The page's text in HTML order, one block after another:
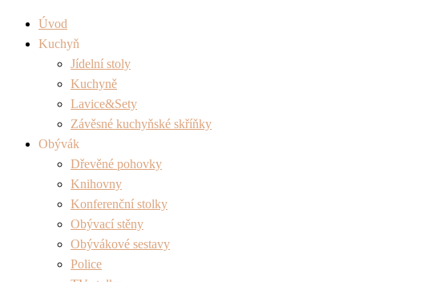
Úvod
Kuchyň
Jídelní stoly
Kuchyně
Lavice&Sety
Závěsné kuchyňské skříňky
Obývák
Dřevěné pohovky
Knihovny
Konferenční stolky
Obývací stěny
Obývákové sestavy
Police